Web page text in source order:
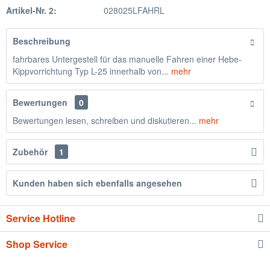
Artikel-Nr. 2:
028025LFAHRL
Beschreibung
fahrbares Untergestell für das manuelle Fahren einer Hebe-
Kippvorrichtung Typ L-25 innerhalb von... mehr
Bewertungen
0
Bewertungen lesen, schreiben und diskutieren... mehr
Zubehör 1
Kunden haben sich ebenfalls angesehen
Service Hotline
Shop Service